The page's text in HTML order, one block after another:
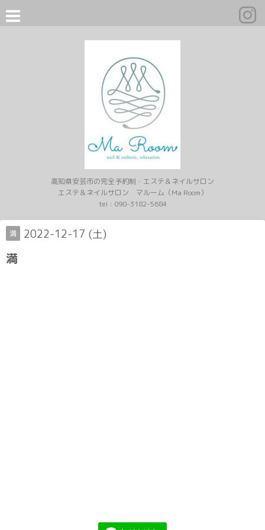
高知県安芸市の完全予約制・エステ＆ネイルサロン
エステ＆ネイルサロン マルーム（Ma Room）
tel : 090-3182-5684
満 2022-12-17 (土)
満